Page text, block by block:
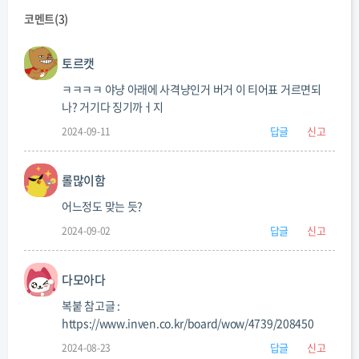
코멘트(3)
토르캣
ㅋㅋㅋㅋ 야냥 아래에 사격냥인거 버거 이 티어표 거르면되
나? 거기다 징기까ㅓ지
2024-09-11 답글 신고
롤많이함
어느정도 맞는 듯?
2024-09-02 답글 신고
다모아다
복붙 참고글 :
https://www.inven.co.kr/board/wow/4739/208450
2024-08-23 답글 신고